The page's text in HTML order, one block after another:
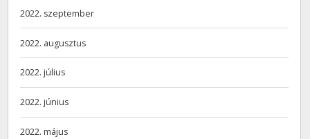
2022. szeptember
2022. augusztus
2022. július
2022. június
2022. május